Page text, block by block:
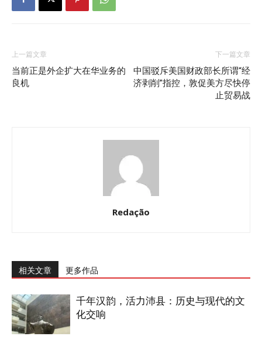
上一篇文章
当前正是外企扩大在华业务的
良机
下一篇文章
中国驳斥美国财政部长所谓“经
济剥削”指控，敦促美方尽快停
止贸易战
Redação
相关文章 更多作品
千年汉韵，活力沛县：历史与现代的文
化交响